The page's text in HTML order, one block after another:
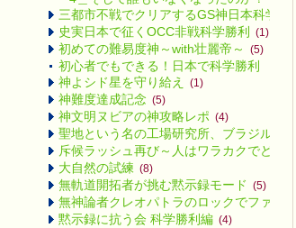
三都市不戦でクリアするGS神日本科学勝
史実日本で征くOCC非戦科学勝利 (1)
初めての難易度神～with壮麗帝～ (5)
初心者でもできる！日本で科学勝利
神よシド星を守り給え
(1)
神難度達成記念 (5)
神文明ヌビアの神攻略レポ (4)
聖地という名の工場研究所、ブラジル
斥候ラッシュ再び～人はワラカクでどこ
大自然の試練 (8)
無軌道開拓者が挑む黙示録モード (5)
無神論者クレオパトラのロックでファラ
黙示録に抗う会 科学勝利編 (4)